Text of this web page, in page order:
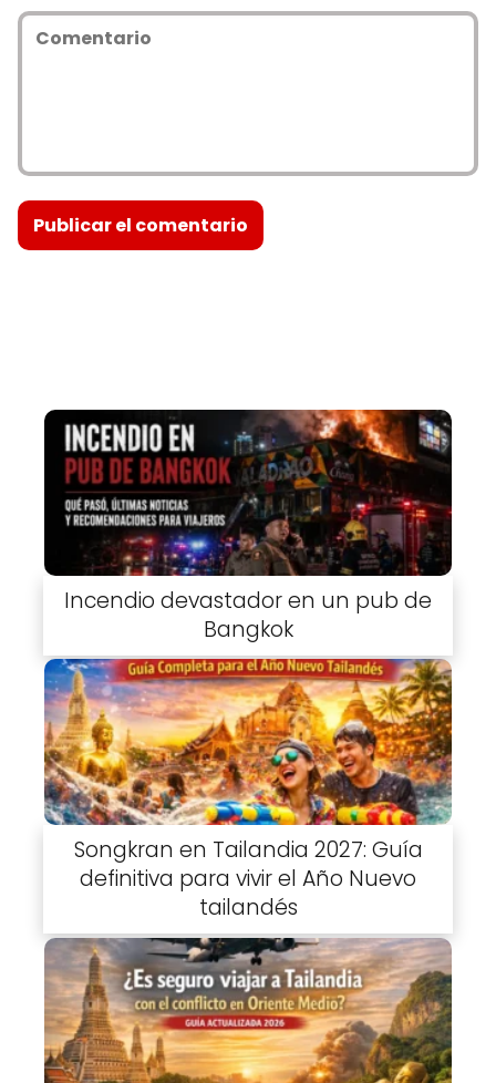
Incendio devastador en un pub de
Bangkok
Songkran en Tailandia 2027: Guía
definitiva para vivir el Año Nuevo
tailandés